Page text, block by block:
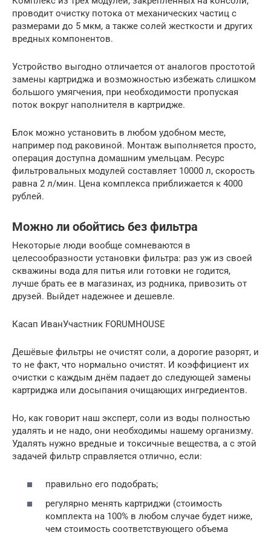
проводит очистку потока от механических частиц с
размерами до 5 мкм, а также солей жесткости и других
вредных компонентов.
Устройство выгодно отличается от аналогов простотой
замены картриджа и возможностью избежать слишком
большого умягчения, при необходимости пропуская
поток вокруг наполнителя в картридже.
Блок можно установить в любом удобном месте,
например под раковиной. Монтаж выполняется просто,
операция доступна домашним умельцам. Ресурс
фильтровальных модулей составляет 10000 л, скорость
равна 2 л/мин. Цена комплекса приближается к 4000
рублей.
Можно ли обойтись без фильтра
Некоторые люди вообще сомневаются в
целесообразности установки фильтра: раз уж из своей
скважины вода для питья или готовки не годится,
лучше брать ее в магазинах, из родника, привозить от
друзей. Выйдет надежнее и дешевле.
Касап ИванУчастник FORUMHOUSE
Дешёвые фильтры не очистят соли, а дорогие разорят, и
то не факт, что нормально очистят. И коэффициент их
очистки с каждым днём падает до следующей замены
картриджа или досыпания очищающих ингредиентов.
Но, как говорит наш эксперт, соли из воды полностью
удалять и не надо, они необходимы нашему организму.
Удалять нужно вредные и токсичные вещества, а с этой
задачей фильтр справляется отлично, если:
правильно его подобрать;
регулярно менять картриджи (стоимость
комплекта на 100% в любом случае будет ниже,
чем стоимость соответствующего объема